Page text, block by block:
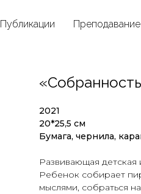
Публикации Преподавание
2021
20*25,5 см
Бумага, чернила,
Развивающая
Ребенок собирает
мыслями, собраться